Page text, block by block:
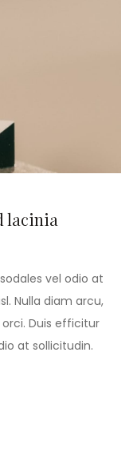
lacinia
vel odio at
Nulla diam arcu,
Duis efficitur
at sollicitudin.